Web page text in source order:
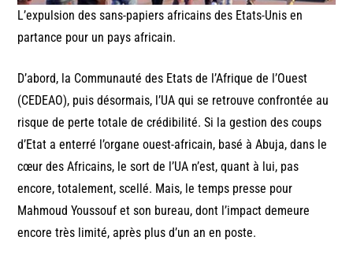
L’expulsion des sans-papiers africains des Etats-Unis en
partance pour un pays africain.
D’abord, la Communauté des Etats de l’Afrique de l’Ouest
(CEDEAO), puis désormais, l’UA qui se retrouve confrontée au
risque de perte totale de crédibilité. Si la gestion des coups
d’Etat a enterré l’organe ouest-africain, basé à Abuja, dans le
cœur des Africains, le sort de l’UA n’est, quant à lui, pas
encore, totalement, scellé. Mais, le temps presse pour
Mahmoud Youssouf et son bureau, dont l’impact demeure
encore très limité, après plus d’un an en poste.